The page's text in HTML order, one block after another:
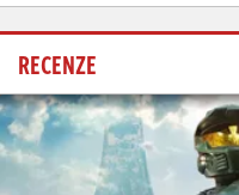
RECENZE